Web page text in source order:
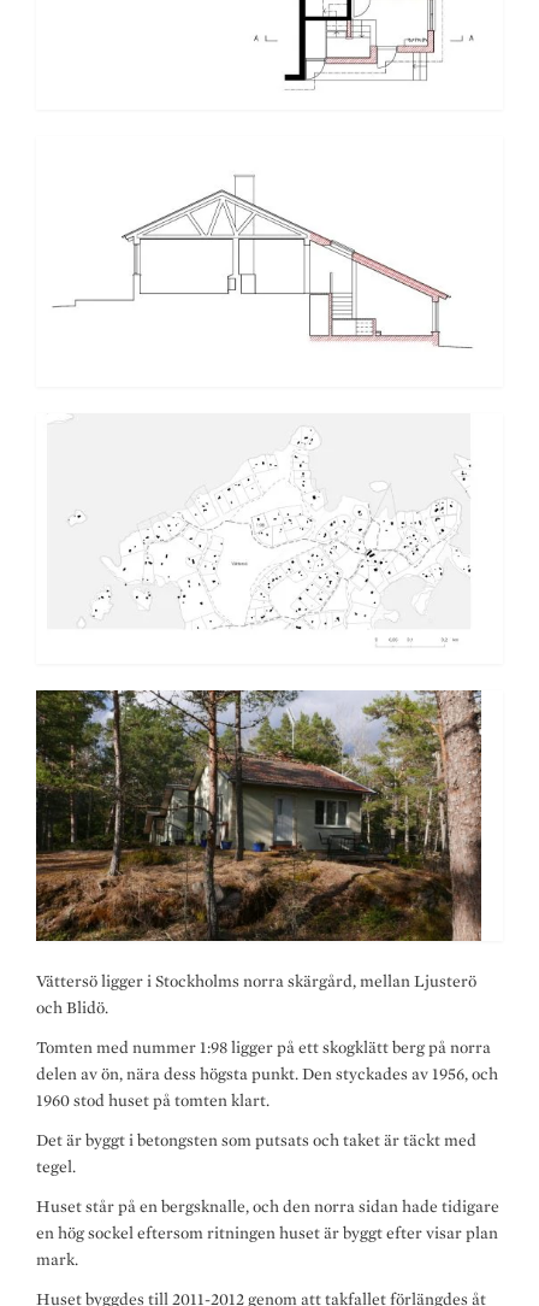
Vättersö ligger i Stockholms norra skärgård, mellan Ljusterö
och Blidö.
Tomten med nummer 1:98 ligger på ett skogklätt berg på norra
delen av ön, nära dess högsta punkt. Den styckades av 1956, och
1960 stod huset på tomten klart.
Det är byggt i betongsten som putsats och taket är täckt med
tegel.
Huset står på en bergsknalle, och den norra sidan hade tidigare
en hög sockel eftersom ritningen huset är byggt efter visar plan
mark.
Huset byggdes till 2011-2012 genom att takfallet förlängdes åt